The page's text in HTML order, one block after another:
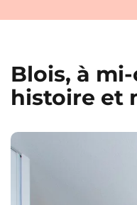
Blois, à
histoire et